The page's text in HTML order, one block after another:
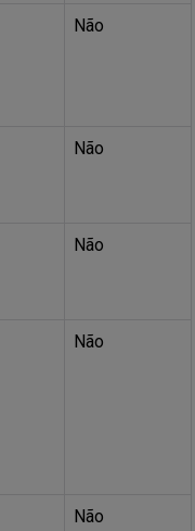
Não
Não
Não
Não
Não